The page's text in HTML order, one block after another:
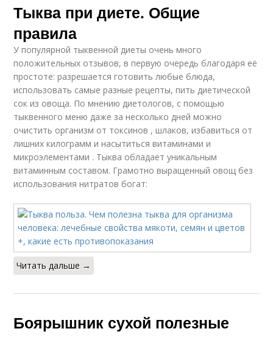
Тыква при диете. Общие
правила
У популярной тыквенной диеты очень много
положительных отзывов, в первую очередь благодаря её
простоте: разрешается готовить любые блюда,
использовать самые разные рецепты, пить диетической
сок из овоща. По мнению диетологов, с помощью
тыквенного меню даже за несколько дней можно
очистить организм от токсинов , шлаков, избавиться от
лишних килограмм и насытиться витаминами и
микроэлементами . Тыква обладает уникальным
витаминным составом. Грамотно выращенный овощ без
использования нитратов богат:
Читать дальше →
Боярышник сухой полезные